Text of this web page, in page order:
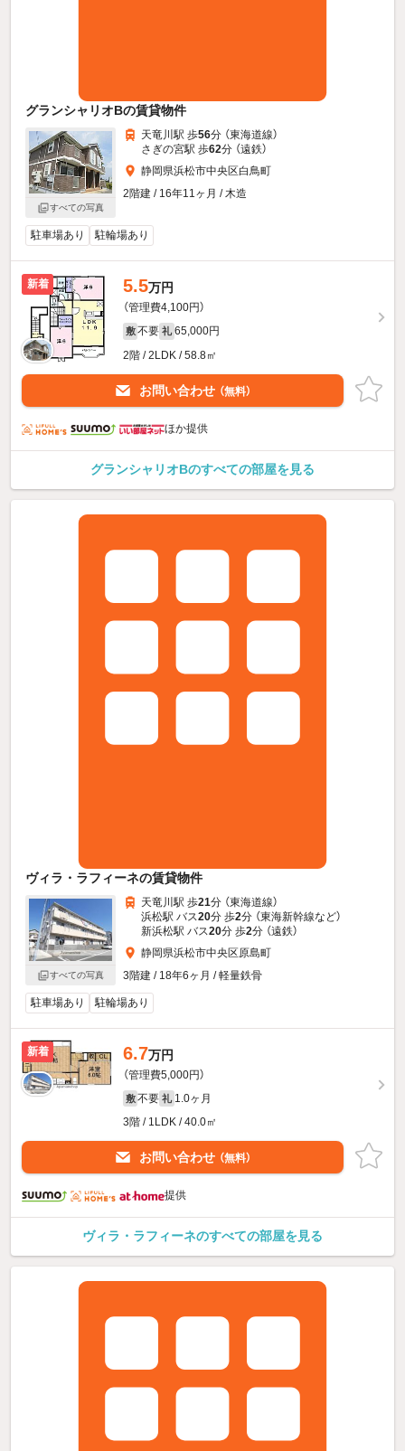
グランシャリオBの賃貸物件
すべての写真
天竜川駅 歩56分 （東海道線）
さぎの宮駅 歩62分 （遠鉄）
静岡県浜松市中央区白鳥町
2階建 / 16年11ヶ月 / 木造
駐車場あり 駐輪場あり
新着 5.5万円
（管理費4,100円）
敷 不要 礼 65,000円
2階 / 2LDK / 58.8㎡
お問い合わせ （無料）
ほか提供
グランシャリオBのすべての部屋を見る
ヴィラ・ラフィーネの賃貸物件
すべての写真
天竜川駅 歩21分 （東海道線）
浜松駅 バス20分 歩2分 （東海新幹線など）
新浜松駅 バス20分 歩2分 （遠鉄）
静岡県浜松市中央区原島町
3階建 / 18年6ヶ月 / 軽量鉄骨
駐車場あり 駐輪場あり
新着 6.7万円
（管理費5,000円）
敷 不要 礼 1.0ヶ月
3階 / 1LDK / 40.0㎡
お問い合わせ （無料）
提供
ヴィラ・ラフィーネのすべての部屋を見る